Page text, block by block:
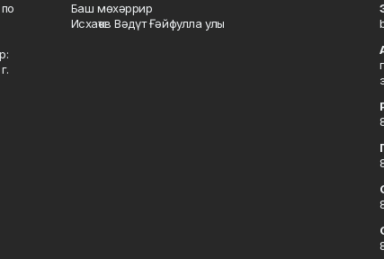
Баш мөхәррир
Исхаҡов Вәдүт Ғәйфулла улы